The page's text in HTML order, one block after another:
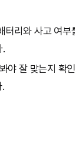
터리와 사고 여
.
야 잘 맞는지 확